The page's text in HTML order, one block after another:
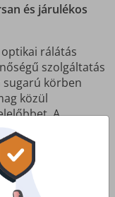
és járulékos
rálátás
szolgáltatás
körben
közül
A
a
a
pozitív elbírálás